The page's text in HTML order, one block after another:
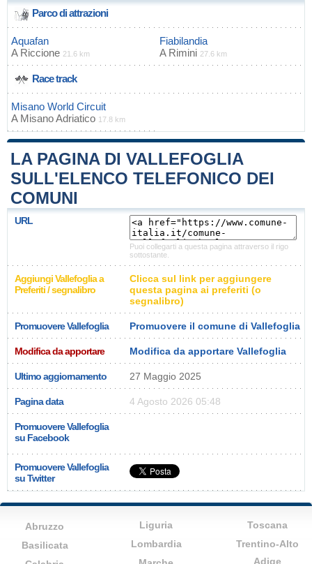
Parco di attrazioni
Aquafan
A Riccione 21.6 km
Fiabilandia
A Rimini 27.6 km
Race track
Misano World Circuit
A Misano Adriatico 17.8 km
LA PAGINA DI VALLEFOGLIA
SULL'ELENCO TELEFONICO DEI
COMUNI
URL
Puoi collegarti a questa pagina attraverso il rigo
sottostante.
Aggiungi Vallefoglia a
Preferiti / segnalibro
Clicca sul link per aggiungere
questa pagina ai preferiti (o
segnalibro)
Promuovere Vallefoglia Promuovere il comune di Vallefoglia
Modifica da apportare Modifica da apportare Vallefoglia
Ultimo aggiornamento 27 Maggio 2025
Pagina data 4 Agosto 2026 05:48
Promuovere Vallefoglia
su Facebook
Promuovere Vallefoglia
su Twitter
Abruzzo
Basilicata
Liguria
Lombardia
Toscana
Trentino-Alto
Adige